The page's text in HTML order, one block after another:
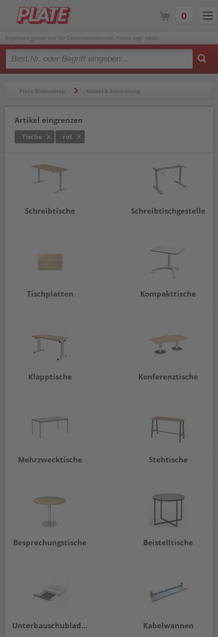
Angebote gelten nur für Gewerbetreibende. Preise zzgl. MwSt.
Type 2 or more characters for results.
Plate Onlineshop Möbel & Einrichtung
Artikel eingrenzen
Tische rot
Schreibtische Schreibtischgestelle
Tischplatten Kompakttische
Klapptische Konferenztische
Mehrzwecktische Stehtische
Besprechungstische Beistelltische
Unterbauschubladen Kabelwannen
0